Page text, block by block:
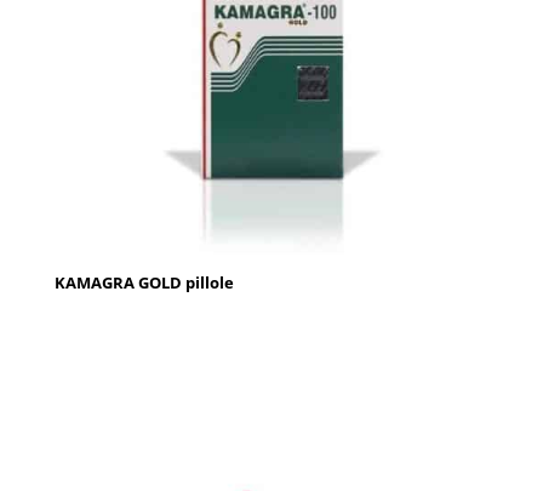
KAMAGRA GOLD pillole